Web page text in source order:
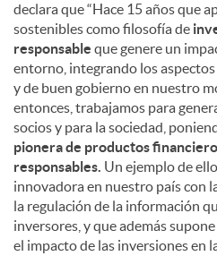
declara que “Hace 15 años que
sostenibles como filosofía de
responsable que genere un
entorno, integrando los
y de buen gobierno en nuestro
entonces, trabajamos para
socios y para la sociedad,
pionera de productos
responsables. Un ejemplo de
innovadora en nuestro país con
la regulación de la información
inversores, y que además
el impacto de las inversiones en